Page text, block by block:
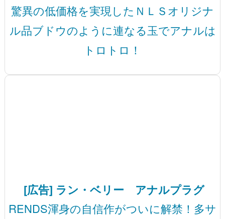
驚異の低価格を実現したＮＬＳオリジナ
ル品ブドウのように連なる玉でアナルは
トロトロ！
[広告] ラン・ベリー アナルプラグ
RENDS渾身の自信作がついに解禁！多サ